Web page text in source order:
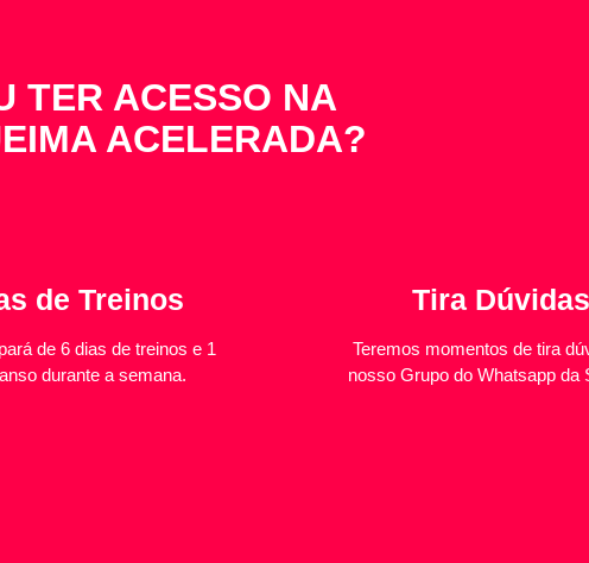
TER ACESSO NA
ACELERADA?
de Treinos
de 6 dias de treinos e 1
durante a semana.
Tira Dúvidas
Teremos momentos de tira
nosso Grupo do Whatsapp da